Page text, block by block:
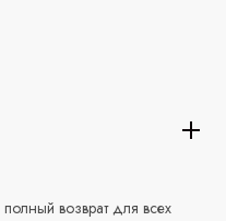
возврат для всех